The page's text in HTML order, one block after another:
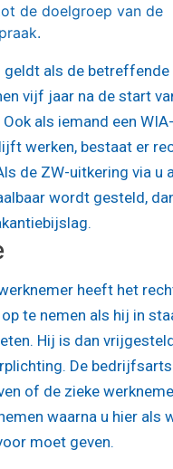
de doelgroep van de
geldt als de betreffende
vijf jaar na de start
als iemand een
werken, bestaat er
de ZW-uitkering via u
wordt gesteld,
heeft het
te nemen als hij in
Hij is dan
De
of de zieke
waarna u hier als
moet geven.